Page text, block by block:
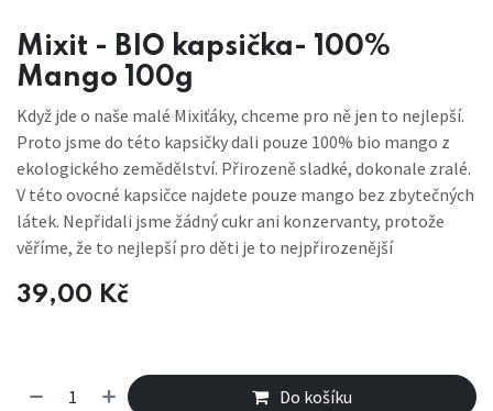
Mixit - BIO kapsička- 100%
Mango 100g
Když jde o naše malé Mixiťáky, chceme pro ně jen to nejlepší.
Proto jsme do této kapsičky dali pouze 100% bio mango z
ekologického zemědělství. Přirozeně sladké, dokonale zralé.
V této ovocné kapsičce najdete pouze mango bez zbytečných
látek. Nepřidali jsme žádný cukr ani konzervanty, protože
věříme, že to nejlepší pro děti je to nejpřirozenější
39,00 Kč
Do košíku